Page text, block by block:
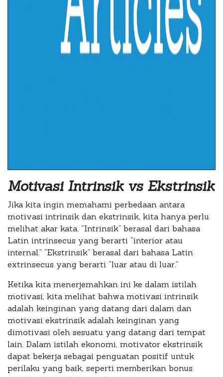
Motivasi Intrinsik vs Ekstrinsik
Jika kita ingin memahami perbedaan antara
motivasi intrinsik dan ekstrinsik, kita hanya perlu
melihat akar kata. “Intrinsik” berasal dari bahasa
Latin intrinsecus yang berarti “interior atau
internal.” “Ekstrinsik” berasal dari bahasa Latin
extrinsecus yang berarti “luar atau di luar.”
Ketika kita menerjemahkan ini ke dalam istilah
motivasi, kita melihat bahwa motivasi intrinsik
adalah keinginan yang datang dari dalam dan
motivasi ekstrinsik adalah keinginan yang
dimotivasi oleh sesuatu yang datang dari tempat
lain. Dalam istilah ekonomi, motivator ekstrinsik
dapat bekerja sebagai penguatan positif untuk
perilaku yang baik, seperti memberikan bonus